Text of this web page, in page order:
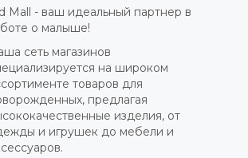
Дождевик
Адаптеры автокресла для
Tutis Viva/Uno/Leo
Автокресло Tutis Elo Lux
Black
Mall - ваш идеальный партнер в
о малыше!
сеть магазинов
на широком
товаров для
предлагая
изделия, от
и игрушек до мебели и